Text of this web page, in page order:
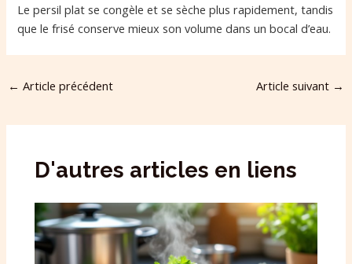
Le persil plat se congèle et se sèche plus rapidement, tandis
que le frisé conserve mieux son volume dans un bocal d’eau.
← Article précédent Article suivant →
D'autres articles en liens